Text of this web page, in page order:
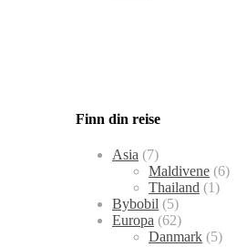
Finn din reise
Asia (7)
Maldivene (6)
Thailand (1)
Bybobil (5)
Europa (62)
Danmark (5)